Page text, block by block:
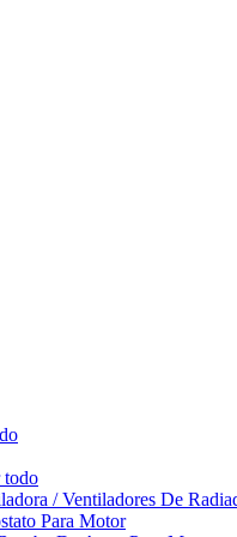
todo
/ Ventiladores De
Para Motor